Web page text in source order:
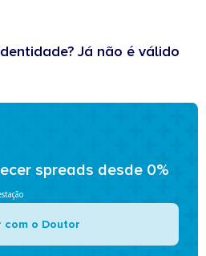
Já não é válido
spreads desde 0%
com o Doutor